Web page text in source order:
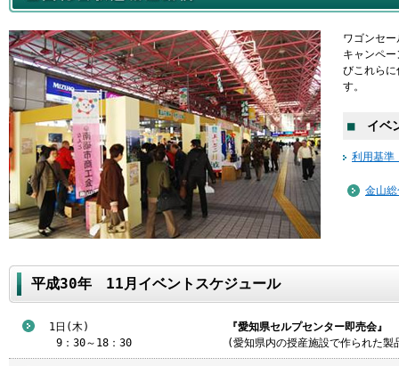
ワゴンセ
キャンペ
びこれら
す。
■イベン
利用基準
金山
平成30年 11月イベントスケジュール
1日(木)
9 ：30～18：30
『愛知県セルプセンター即売会』
(愛知県内の授産施設で作られた製